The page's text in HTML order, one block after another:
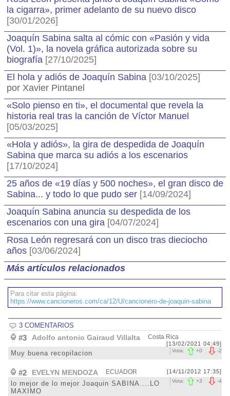
la cigarra», primer adelanto de su nuevo disco
[30/01/2026]
Joaquín Sabina salta al cómic con «Pasión y vida
(Vol. 1)», la novela gráfica autorizada sobre su
biografía [27/10/2025]
El hola y adiós de Joaquín Sabina [03/10/2025]
por Xavier Pintanel
«Solo pienso en ti», el documental que revela la
historia real tras la canción de Víctor Manuel
[05/03/2025]
«Hola y adiós», la gira de despedida de Joaquín
Sabina que marca su adiós a los escenarios
[17/10/2024]
25 años de «19 días y 500 noches», el gran disco de
Sabina... y todo lo que pudo ser [14/09/2024]
Joaquín Sabina anuncia su despedida de los
escenarios con una gira [04/07/2024]
Rosa León regresará con un disco tras dieciocho
años [03/06/2024]
Más artículos relacionados
Para citar esta página:
https://www.cancioneros.com/ca/12/U/cancionero-de-joaquin-sabina
3 COMENTARIOS
#3 Adolfo antonio Gairaud Villalta Costa Rica
[13/02/2021 04:49]
-2
Vota: +0
Muy buena recopilacion
#2 EVELYN MENDOZA ECUADOR [14/11/2012 17:35]
-4
Vota: +3
lo mejor de lo mejor Joaquin SABINA....LO
MAXIMO